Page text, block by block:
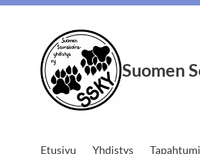
sisältöön
Suomen
Etusivu Yhdistys